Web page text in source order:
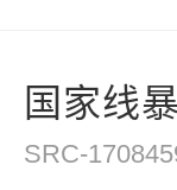
国家线
SRC-